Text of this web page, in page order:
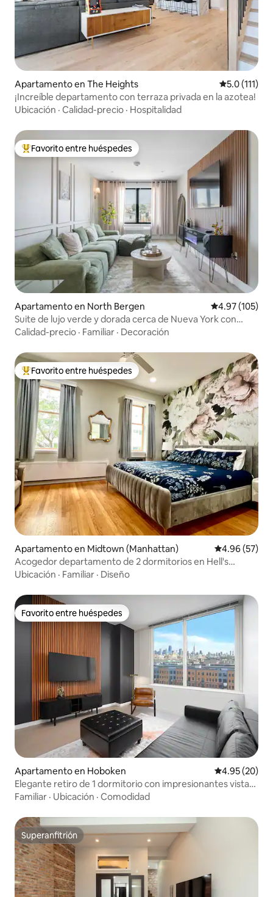
Apartamento en The Heights Calificación
5.0 (111)
¡Increíble departamento con terraza privada en la azotea!
Ubicación · Calidad-precio · Hospitalidad
Favorito entre huéspedes preferido
Favorito entre huéspedes
Apartamento en North Bergen Calificación
4.97 (105)
Suite de lujo verde y dorada cerca de Nueva York con
aparcamiento gratuito
Calidad-precio · Familiar · Decoración
Favorito entre huéspedes preferido
Favorito entre huéspedes
Apartamento en Midtown (Manhattan) Calificación
4.96 (57)
Acogedor departamento de 2 dormitorios en Hell's
Kitchen
Ubicación · Familiar · Diseño
Favorito entre huéspedes
Favorito entre huéspedes
Apartamento en Hoboken Calificación
4.95 (20)
Elegante retiro de 1 dormitorio con impresionantes vistas
de Nueva York
Familiar · Ubicación · Comodidad
Superanfitrión
Superanfitrión